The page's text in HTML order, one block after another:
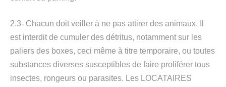
2.3- Chacun doit veiller à ne pas attirer des animaux. Il
est interdit de cumuler des détritus, notamment sur les
paliers des boxes, ceci même à titre temporaire, ou toutes
substances diverses susceptibles de faire proliférer tous
insectes, rongeurs ou parasites. Les LOCATAIRES